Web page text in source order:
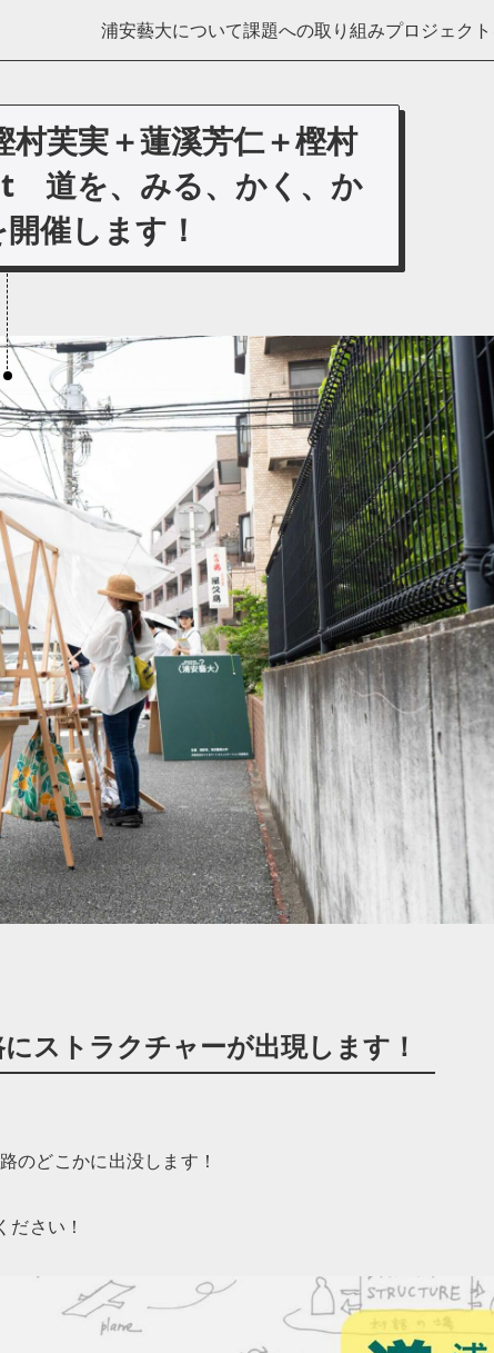
浦安藝大について課題への取り組みプロジェク
芙実＋蓮溪芳仁＋樫村
道を、みる、かく、か
催します！
ストラクチャーが出現します！
のどこかに出没します！
さい！